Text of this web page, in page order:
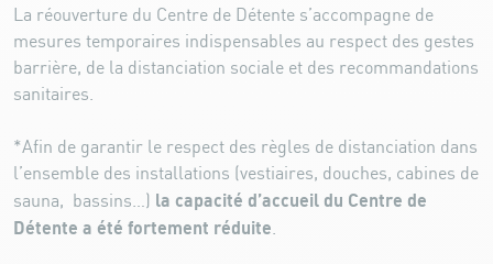
La réouverture du Centre de Détente s’accompagne de
mesures temporaires indispensables au respect des gestes
barrière, de la distanciation sociale et des recommandations
sanitaires.
*Afin de garantir le respect des règles de distanciation dans
l’ensemble des installations (vestiaires, douches, cabines de
sauna, bassins…) la capacité d’accueil du Centre de
Détente a été fortement réduite.